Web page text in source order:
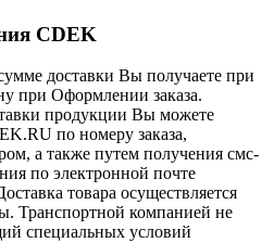
CDEK
доставки Вы получаете при
при Оформлении заказа.
продукции Вы можете
по номеру заказа,
а также путем получения смс-
по электронной почте
товара осуществляется
Транспортной компанией не
специальных условий